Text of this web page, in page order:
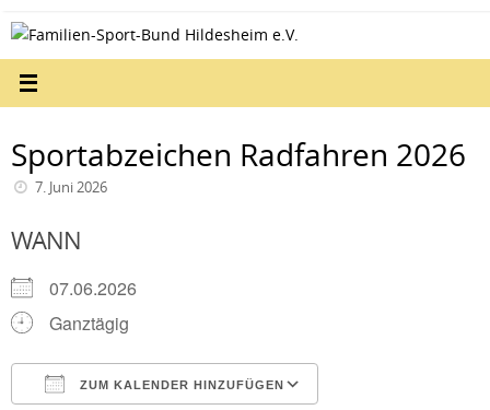
Inhalt
springen
Sportabzeichen Radfahren 2026
7. Juni 2026
WANN
07.06.2026
Ganztägig
ZUM KALENDER HINZUFÜGEN